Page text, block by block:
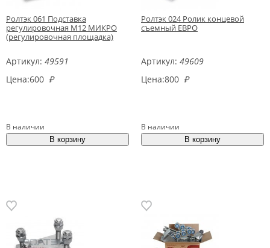
Ролтэк 061 Подставка
регулировочная М12 МИКРО
(регулировочная площадка)
Артикул: 49591
Цена:600 ₽
В наличии
Ролтэк 024 Ролик концевой
съемный ЕВРО
Артикул: 49609
Цена:800 ₽
В наличии